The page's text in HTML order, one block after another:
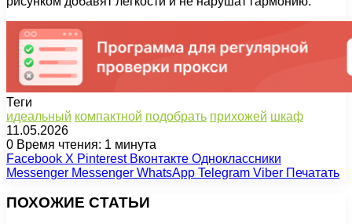
Теги
идеальный компактной подобрать прихожей шкаф
11.05.2026
0 Время чтения: 1 минута
Facebook X Pinterest Вконтакте Одноклассники
Messenger Messenger WhatsApp Telegram Viber Печатать
ПОХОЖИЕ СТАТЬИ